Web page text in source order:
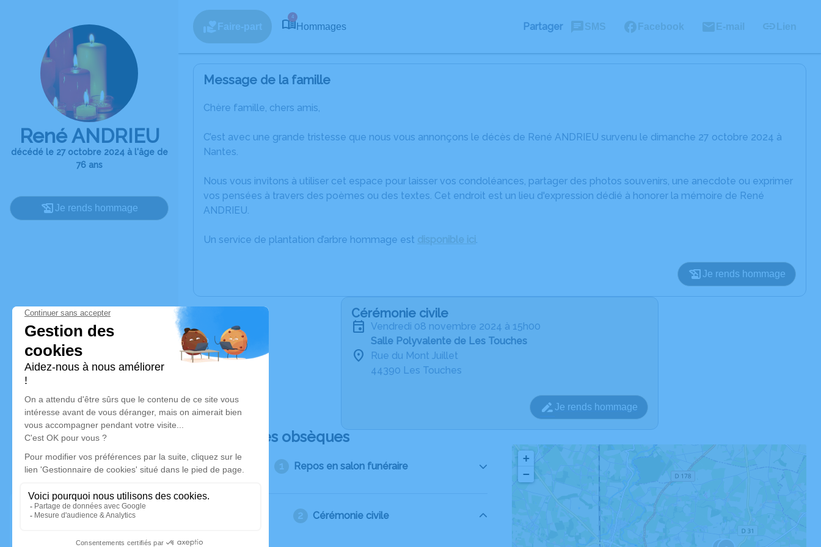
René ANDRIEU
décédé le 27 octobre 2024 à l'âge de
76 ans
Je rends hommage
Faire-part
4
Hommages Partager SMS Facebook E-mail Lien
Message de la famille
Chère famille, chers amis,
C’est avec une grande tristesse que nous vous annonçons le décès de René ANDRIEU survenu le dimanche 27 octobre 2024 à
Nantes.
Nous vous invitons à utiliser cet espace pour laisser vos condoléances, partager des photos souvenirs, une anecdote ou exprimer
vos pensées à travers des poèmes ou des textes. Cet endroit est un lieu d'expression dédié à honorer la mémoire de René
ANDRIEU.
Un service de plantation d’arbre hommage est disponible ici .
Je rends hommage
Cérémonie civile
vendredi 08 novembre 2024 à 15h00
Salle Polyvalente de Les Touches
Rue du Mont Juillet
44390 Les Touches
Je rends hommage
Déroulé des obsèques
Repos en salon funéraire
Cérémonie civile
+
−